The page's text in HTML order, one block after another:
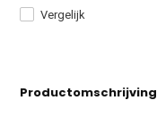
Vergelijk
Productomschrijving